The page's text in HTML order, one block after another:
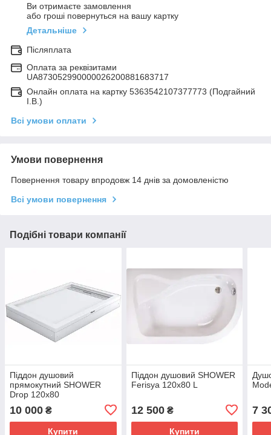
Ви отримаєте замовлення
або гроші повернуться на вашу картку
Детальніше
Післяплата
Оплата за реквізитами
UA873052990000026200881683717
Онлайн оплата на картку 5363542107377773 (Подгайний
І.В.)
Всі умови оплати
Умови повернення
Повернення товару впродовж 14 днів за домовленістю
Всі умови повернення
Подібні товари компанії
Піддон душовий
прямокутний SHOWER
Drop 120x80
10 000 ₴
Купити
Піддон душовий SHOWER
Ferisya 120x80 L
12 500₴
Купити
7